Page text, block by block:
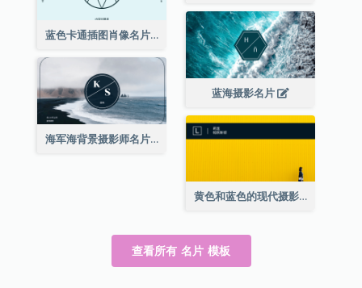
蓝色卡通插图肖像名片
蓝海摄影名片
海军海背景摄影师名片
黄色和蓝色的现代摄影师名片
查看所有 名片 模板